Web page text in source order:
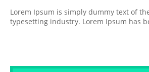
Lorem Ipsum is simply dummy text of
typesetting industry. Lorem Ipsum has